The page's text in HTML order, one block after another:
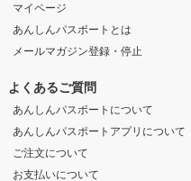
マイページ
あんしんパスポートとは
メールマガジン登録・停止
よくあるご質問
あんしんパスポートについて
あんしんパスポートアプリについて
ご注文について
お支払いについて